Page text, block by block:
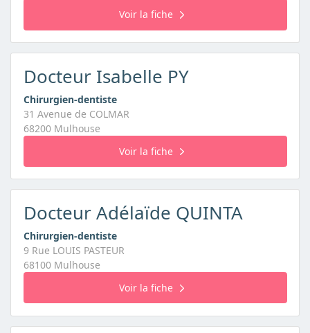
Voir la fiche
Docteur Isabelle PY
Chirurgien-dentiste
31 Avenue de COLMAR
68200 Mulhouse
Voir la fiche
Docteur Adélaïde QUINTA
Chirurgien-dentiste
9 Rue LOUIS PASTEUR
68100 Mulhouse
Voir la fiche